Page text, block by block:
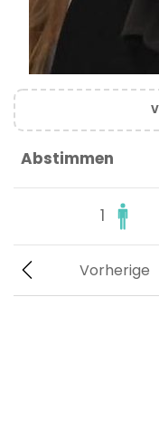
Abstimmen
1
Vorherige